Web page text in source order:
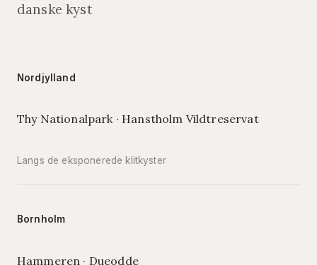
danske kyst
Nordjylland
Thy Nationalpark · Hanstholm Vildtreservat
Langs de eksponerede klitkyster
Bornholm
Hammeren · Dueodde